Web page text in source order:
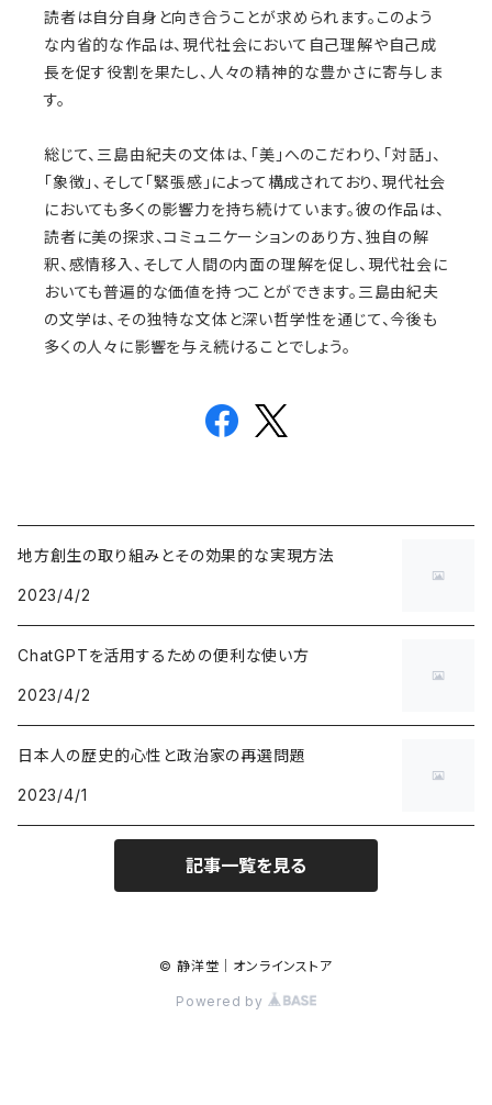
読者は自分自身と向き合うことが求められます。このよう
な内省的な作品は、現代社会において自己理解や自己成
長を促す役割を果たし、人々の精神的な豊かさに寄与しま
す。
総じて、三島由紀夫の文体は、「美」へのこだわり、「対話」、
「象徴」、そして「緊張感」によって構成されており、現代社会
においても多くの影響力を持ち続けています。彼の作品は、
読者に美の探求、コミュニケーションのあり方、独自の解
釈、感情移入、そして人間の内面の理解を促し、現代社会に
おいても普遍的な価値を持つことができます。三島由紀夫
の文学は、その独特な文体と深い哲学性を通じて、今後も
多くの人々に影響を与え続けることでしょう。
地方創生の取り組みとその効果的な実現方法
2023/4/2
ChatGPTを活用するための便利な使い方
2023/4/2
日本人の歴史的心性と政治家の再選問題
2023/4/1
記事一覧を見る
© 静洋堂｜オンラインストア
Powered by